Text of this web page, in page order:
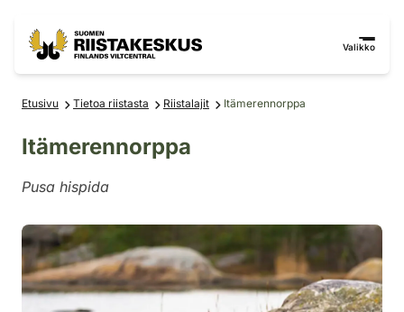
Valikko
Etusivu Tietoa riistasta Riistalajit Itämerennorppa
Itämerennorppa
Pusa hispida